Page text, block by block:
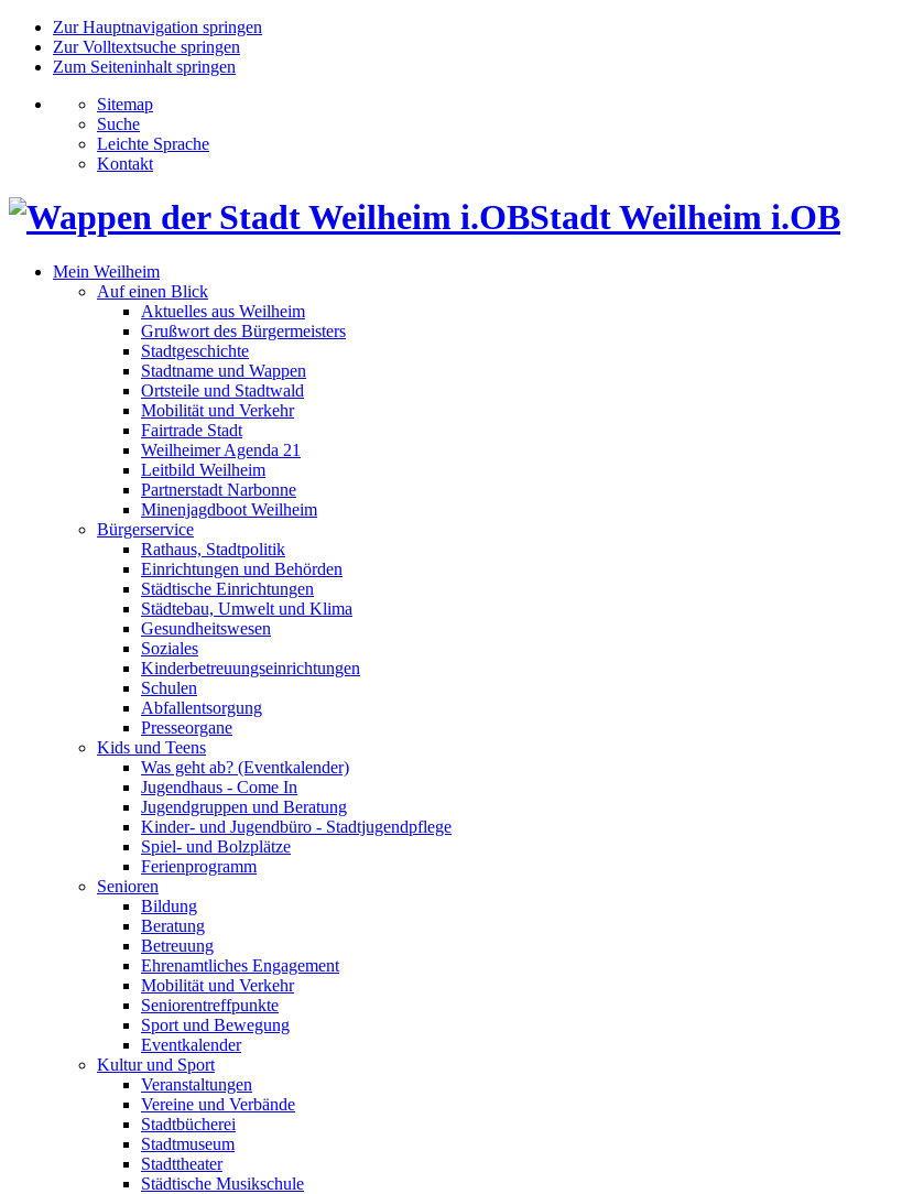
Zur Hauptnavigation springen
Zur Volltextsuche springen
Zum Seiteninhalt springen
Sitemap
Suche
Leichte Sprache
Kontakt
Stadt Weilheim i.OB
Mein Weilheim
Auf einen Blick
Aktuelles aus Weilheim
Grußwort des Bürgermeisters
Stadtgeschichte
Stadtname und Wappen
Ortsteile und Stadtwald
Mobilität und Verkehr
Fairtrade Stadt
Weilheimer Agenda 21
Leitbild Weilheim
Partnerstadt Narbonne
Minenjagdboot Weilheim
Bürgerservice
Rathaus, Stadtpolitik
Einrichtungen und Behörden
Städtische Einrichtungen
Städtebau, Umwelt und Klima
Gesundheitswesen
Soziales
Kinderbetreuungseinrichtungen
Schulen
Abfallentsorgung
Presseorgane
Kids und Teens
Was geht ab? (Eventkalender)
Jugendhaus - Come In
Jugendgruppen und Beratung
Kinder- und Jugendbüro - Stadtjugendpflege
Spiel- und Bolzplätze
Ferienprogramm
Senioren
Bildung
Beratung
Betreuung
Ehrenamtliches Engagement
Mobilität und Verkehr
Seniorentreffpunkte
Sport und Bewegung
Eventkalender
Kultur und Sport
Veranstaltungen
Vereine und Verbände
Stadtbücherei
Stadtmuseum
Stadttheater
Städtische Musikschule